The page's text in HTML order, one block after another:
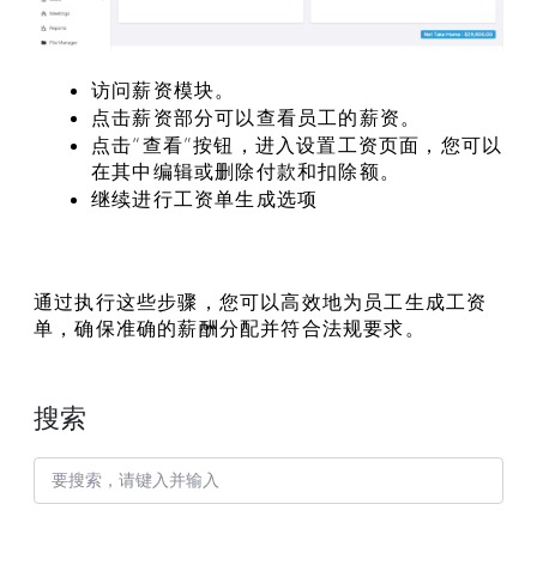
访问薪资模块。
点击薪资部分可以查看员工的薪资。
点击“查看”按钮，进入设置工资页面，您可以
在其中编辑或删除付款和扣除额。
继续进行工资单生成选项
通过执行这些步骤，您可以高效地为员工生成工资
单，确保准确的薪酬分配并符合法规要求。
搜索